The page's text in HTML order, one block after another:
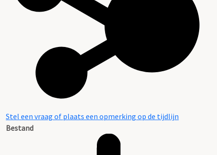
Stel een vraag of plaats een opmerking op de tijdlijn
Bestand